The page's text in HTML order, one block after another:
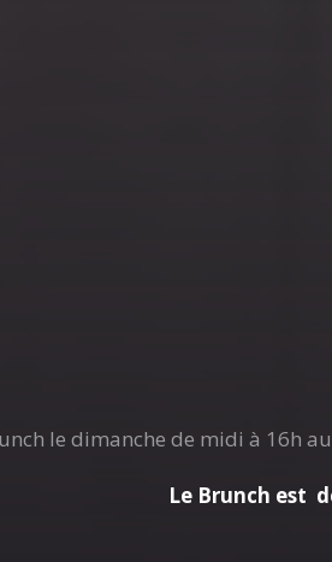
le dimanche de midi à 16h au
Le Brunch est